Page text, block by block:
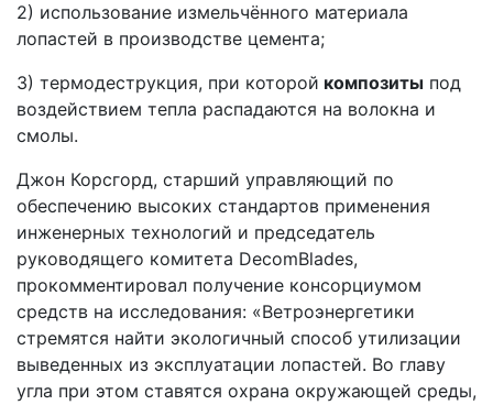
2) использование измельчённого материала
лопастей в производстве цемента;
3) термодеструкция, при которой композиты под
воздействием тепла распадаются на волокна и
смолы.
Джон Корсгорд, старший управляющий по
обеспечению высоких стандартов применения
инженерных технологий и председатель
руководящего комитета DecomBlades,
прокомментировал получение консорциумом
средств на исследования: «Ветроэнергетики
стремятся найти экологичный способ утилизации
выведенных из эксплуатации лопастей. Во главу
угла при этом ставятся охрана окружающей среды,